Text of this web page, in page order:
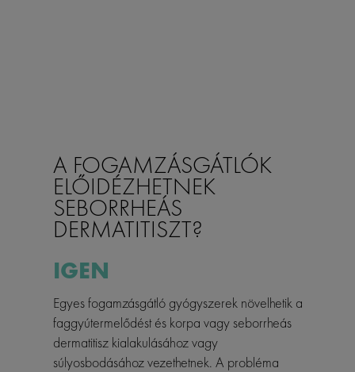
A FOGAMZÁSGÁTLÓK
ELŐIDÉZHETNEK
SEBORRHEÁS
DERMATITISZT?
IGEN
Egyes fogamzásgátló gyógyszerek növelhetik a
faggyútermelődést és korpa vagy seborrheás
dermatitisz kialakulásához vagy
súlyosbodásához vezethetnek. A probléma